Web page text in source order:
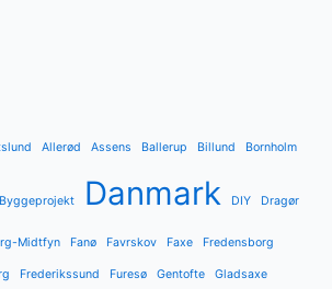
Allerød Assens Ballerup Billund Bornholm
Byggeprojekt Danmark DIY Dragør
Midtfyn Fanø Favrskov Faxe Fredensborg
Frederikssund Furesø Gentofte Gladsaxe